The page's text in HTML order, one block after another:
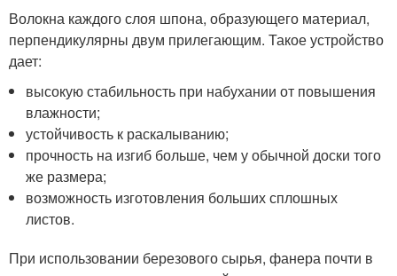
Волокна каждого слоя шпона, образующего материал,
перпендикулярны двум прилегающим. Такое устройство
дает:
высокую стабильность при набухании от повышения
влажности;
устойчивость к раскалыванию;
прочность на изгиб больше, чем у обычной доски того
же размера;
возможность изготовления больших сплошных
листов.
При использовании березового сырья, фанера почти в